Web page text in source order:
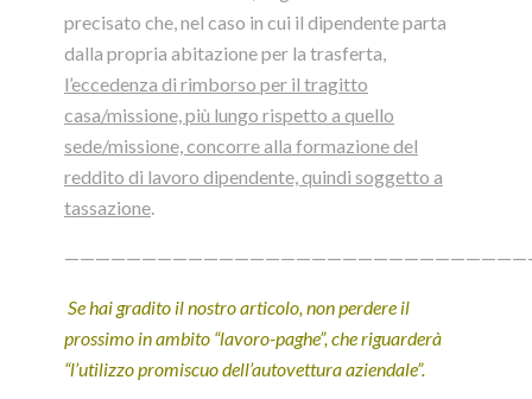
precisato che, nel caso in cui il dipendente parta
dalla propria abitazione per la trasferta,
l’eccedenza di rimborso per il tragitto
casa/missione, più lungo rispetto a quello
sede/missione, concorre alla formazione del
reddito di lavoro dipendente, quindi soggetto a
tassazione.
Se hai gradito il nostro articolo, non perdere il
prossimo in ambito “lavoro-paghe”, che riguarderà
“l’utilizzo promiscuo dell’autovettura aziendale”.